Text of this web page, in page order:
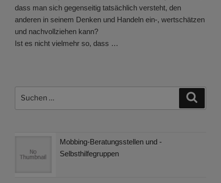
dass man sich gegenseitig tatsächlich versteht, den
anderen in seinem Denken und Handeln ein-, wertschätzen
und nachvollziehen kann?
Ist es nicht vielmehr so, dass …
Mobbing-Beratungsstellen und -
Selbsthilfegruppen